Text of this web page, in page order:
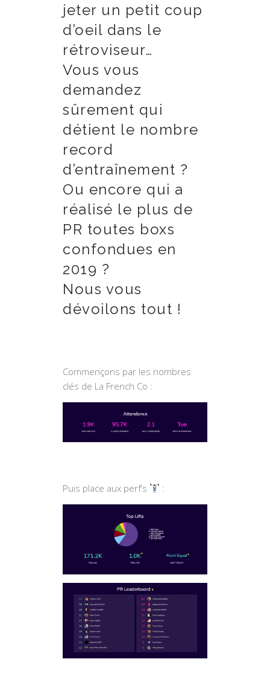
jeter un petit coup
d’oeil dans le
rétroviseur…
Vous vous
demandez
sûrement qui
détient le nombre
record
d’entraînement ?
Ou encore qui a
réalisé le plus de
PR toutes boxs
confondues en
2019 ?
Nous vous
dévoilons tout !
Commençons par les nombres
clés de La French Co :
Puis place aux perf’s :